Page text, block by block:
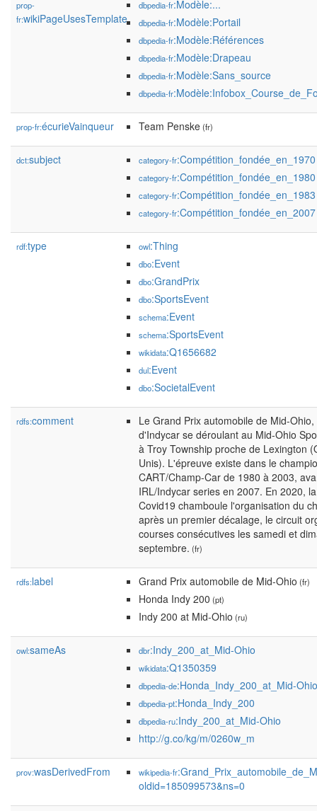
prop-
fr:wikiPageUsesTemplate
dbpedia-fr:Modèle:...
dbpedia-fr:Modèle:Portail
dbpedia-fr:Modèle:Références
dbpedia-fr:Modèle:Drapeau
dbpedia-fr:Modèle:Sans_source
dbpedia-fr
prop-fr:écurieVainqueur Team Penske(fr)
dct:subject category-fr:Compétition_fondée_en_1970
category-fr:Compétition_fondée_en_1980
category-fr:Compétition_fondée_en_1983
category-fr:Compétition_fondée_en_2007
rdf:type owl:Thing
dbo:Event
dbo:GrandPrix
dbo:SportsEvent
schema:Event
schema:SportsEvent
wikidata:Q1656682
dul:Event
dbo:SocietalEvent
rdfs:comment
Le Grand Prix automobile de Mid-
d'Indycar se déroulant au Mid-Ohio
à Troy Township proche de Lexington
Unis). L'épreuve existe dans le
CART/Champ-Car de 1980 à 2003,
IRL/Indycar series en 2007. En 2020,
Covid19 chamboule l'organisation du
après un premier décalage, le circuit
courses consécutives les samedi et
septembre. (fr)
rdfs:label Grand Prix automobile de Mid-Ohio (fr)
Honda Indy 200 (pt)
Indy 200 at Mid-Ohio (ru)
owl:sameAs dbr:Indy_200_at_Mid-Ohio
wikidata:Q1350359
dbpedia-de:Honda_Indy_200_at_Mid-Ohio
dbpedia-pt:Honda_Indy_200
dbpedia-ru:Indy_200_at_Mid-Ohio
http://g.co/kg/m/0260w_m
prov:wasDerivedFrom wikipedia-fr
oldid=185099573&ns=0